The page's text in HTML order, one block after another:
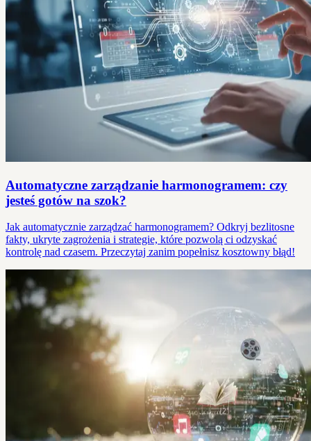
Automatyczne zarządzanie harmonogramem: czy
jesteś gotów na szok?
Jak automatycznie zarządzać harmonogramem? Odkryj bezlitosne
fakty, ukryte zagrożenia i strategie, które pozwolą ci odzyskać
kontrolę nad czasem. Przeczytaj zanim popełnisz kosztowny błąd!